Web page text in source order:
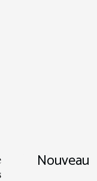
Nouveau